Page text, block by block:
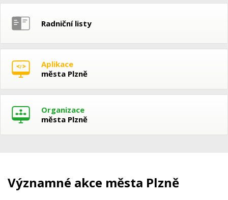
Radniční listy
Aplikace
města Plzně
Organizace
města Plzně
Významné akce města Plzně